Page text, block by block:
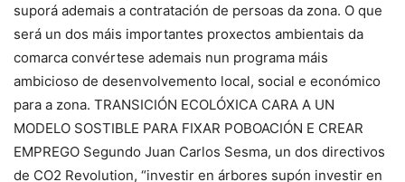
suporá ademais a contratación de persoas da zona. O que
será un dos máis importantes proxectos ambientais da
comarca convértese ademais nun programa máis
ambicioso de desenvolvemento local, social e económico
para a zona. TRANSICIÓN ECOLÓXICA CARA A UN
MODELO SOSTIBLE PARA FIXAR POBOACIÓN E CREAR
EMPREGO Segundo Juan Carlos Sesma, un dos directivos
de CO2 Revolution, “investir en árbores supón investir en